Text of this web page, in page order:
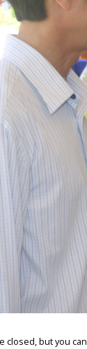
closed, but you can